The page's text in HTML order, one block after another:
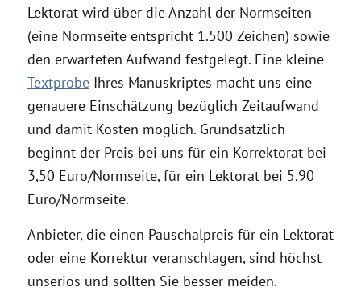
Lektorat wird über die Anzahl der Normseiten
(eine Normseite entspricht 1.500 Zeichen) sowie
den erwarteten Aufwand festgelegt. Eine kleine
TextprobeIhres Manuskriptes macht uns eine
genauere Einschätzung bezüglich Zeitaufwand
und damit Kosten möglich. Grundsätzlich
beginnt der Preis bei uns für ein Korrektorat bei
3,50 Euro/Normseite, für ein Lektorat bei 5,90
Euro/Normseite.
Anbieter, die einen Pauschalpreis für ein Lektorat
oder eine Korrektur veranschlagen, sind höchst
unseriös und sollten Sie besser meiden.